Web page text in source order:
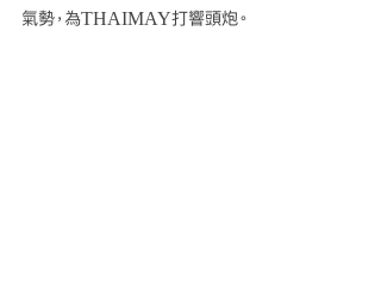
氣勢，為THAIMAY打響頭炮。